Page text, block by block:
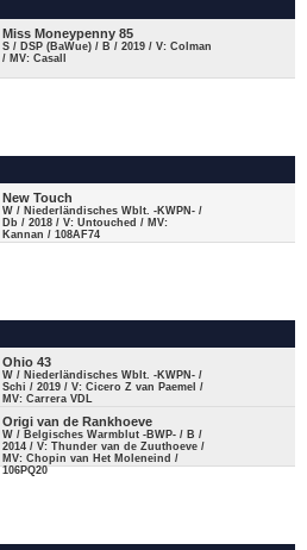
Miss Moneypenny 85
S / DSP (BaWue) / B / 2019 / V: Colman
/ MV: Casall
New Touch
W / Niederländisches Wblt. -KWPN- /
Db / 2018 / V: Untouched / MV:
Kannan / 108AF74
Ohio 43
W / Niederländisches Wblt. -KWPN- /
Schi / 2019 / V: Cicero Z van Paemel /
MV: Carrera VDL
Origi van de Rankhoeve
W / Belgisches Warmblut -BWP- / B /
2014 / V: Thunder van de Zuuthoeve /
MV: Chopin van Het Moleneind /
106PQ20